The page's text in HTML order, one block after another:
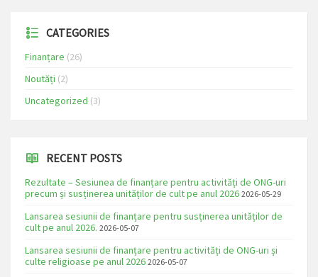
CATEGORIES
Finanțare (26)
Noutăți (2)
Uncategorized (3)
RECENT POSTS
Rezultate – Sesiunea de finanțare pentru activități de ONG-uri
precum și susținerea unităților de cult pe anul 2026 2026-05-29
Lansarea sesiunii de finanțare pentru susținerea unităților de
cult pe anul 2026. 2026-05-07
Lansarea sesiunii de finanțare pentru activități de ONG-uri și
culte religioase pe anul 2026 2026-05-07